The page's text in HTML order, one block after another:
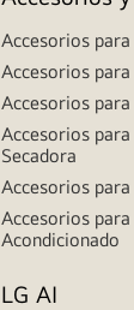
Accesorios para
Accesorios
Accesorios
Accesorios
Secadora
Accesorios para
Accesorios
Acondicionado
LG AI